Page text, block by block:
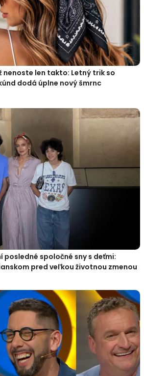
nenoste len takto: Letný trik so
dodá úplne nový šmrnc
posledné spoločné sny s deťmi:
pred veľkou životnou zmenou